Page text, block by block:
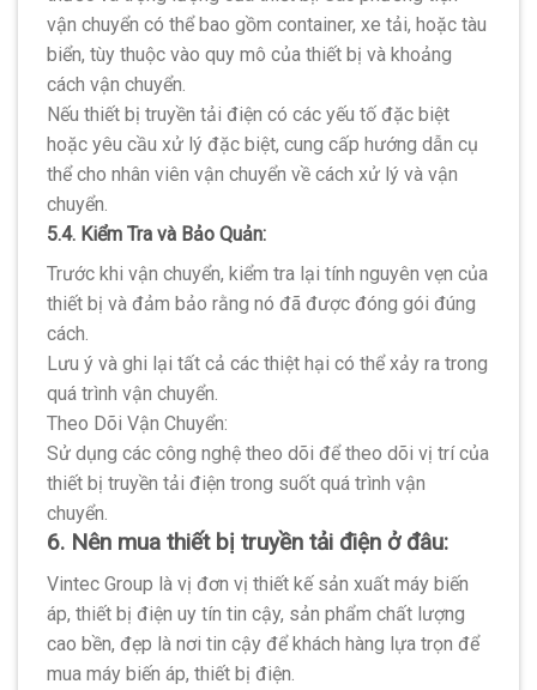
vận chuyển có thể bao gồm container, xe tải, hoặc tàu
biển, tùy thuộc vào quy mô của thiết bị và khoảng
cách vận chuyển.
Nếu thiết bị truyền tải điện có các yếu tố đặc biệt
hoặc yêu cầu xử lý đặc biệt, cung cấp hướng dẫn cụ
thể cho nhân viên vận chuyển về cách xử lý và vận
chuyển.
5.4. Kiểm Tra và Bảo Quản:
Trước khi vận chuyển, kiểm tra lại tính nguyên vẹn của
thiết bị và đảm bảo rằng nó đã được đóng gói đúng
cách.
Lưu ý và ghi lại tất cả các thiệt hại có thể xảy ra trong
quá trình vận chuyển.
Theo Dõi Vận Chuyển:
Sử dụng các công nghệ theo dõi để theo dõi vị trí của
thiết bị truyền tải điện trong suốt quá trình vận
chuyển.
6. Nên mua thiết bị truyền tải điện ở đâu:
Vintec Group là vị đơn vị thiết kế sản xuất máy biến
áp, thiết bị điện uy tín tin cậy, sản phẩm chất lượng
cao bền, đẹp là nơi tin cậy để khách hàng lựa trọn để
mua máy biến áp, thiết bị điện.